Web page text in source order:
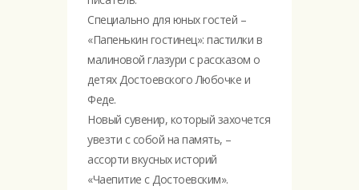
Специально для юных гостей –
«Папенькин гостинец»: пастилки в
малиновой глазури с рассказом о
детях Достоевского Любочке и
Феде.
Новый сувенир, который захочется
увезти с собой на память, –
ассорти вкусных историй
«Чаепитие с Достоевским».